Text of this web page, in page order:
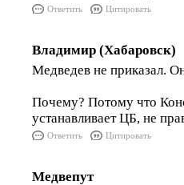
Ответить Цитировать
Владимир (Хабаровск)
Медведев не приказал.
Почему? Потому что
устанавливает ЦБ, не
Ответить Цитировать
Медвепут